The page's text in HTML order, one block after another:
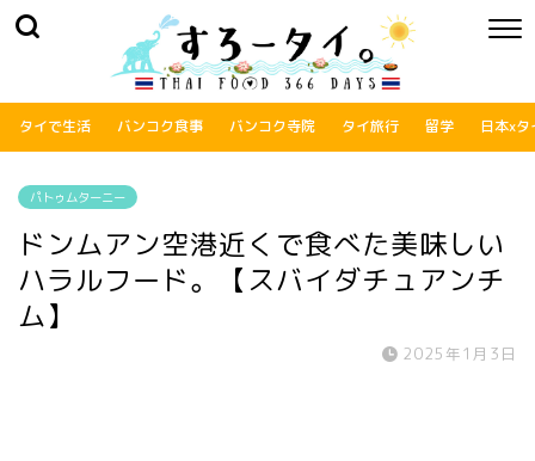
タイで生活 バンコク食事 バンコク寺院 タイ旅行 留学 日本xタ
パトゥムターニー
ドンムアン空港近くで食べた美味しい
ハラルフード。【スバイダチュアンチ
ム】
2025年1月3日